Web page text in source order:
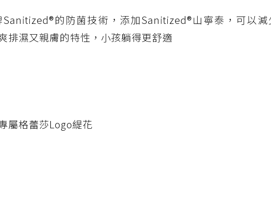
的防菌技術，添加Sanitized®山寧泰，可以減
排濕又親膚的特性，小孩躺得更舒適
屬格蕾莎Logo緹花